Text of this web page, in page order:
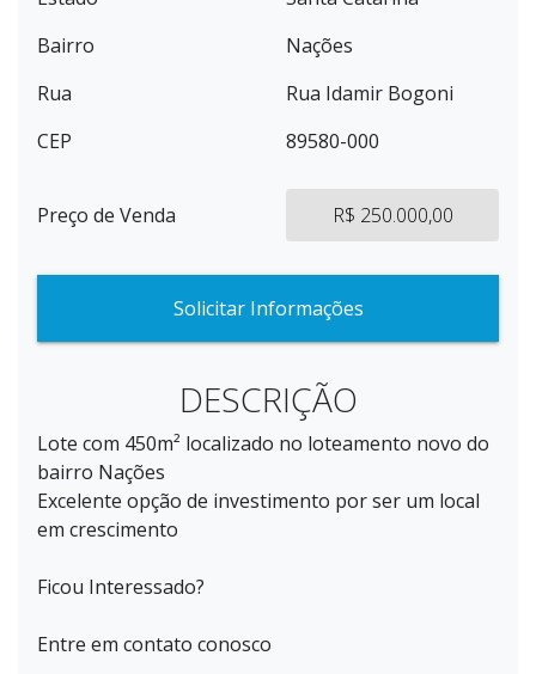
Bairro
Nações
Rua
Rua Idamir Bogoni
CEP
89580-000
Preço de Venda R$ 250.000,00
Solicitar Informações
DESCRIÇÃO
Lote com 450m² localizado no loteamento novo do
bairro Nações
Excelente opção de investimento por ser um local
em crescimento
Ficou Interessado?
Entre em contato conosco